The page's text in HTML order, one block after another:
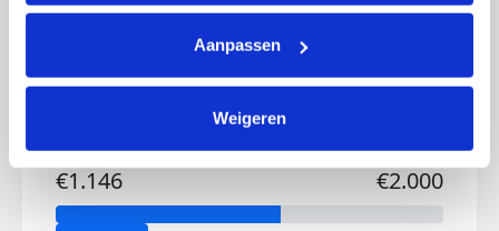
Aanpassen
Weigeren
Doneer nu
Opgehaald
€1.146
Streefbedrag
€2.000